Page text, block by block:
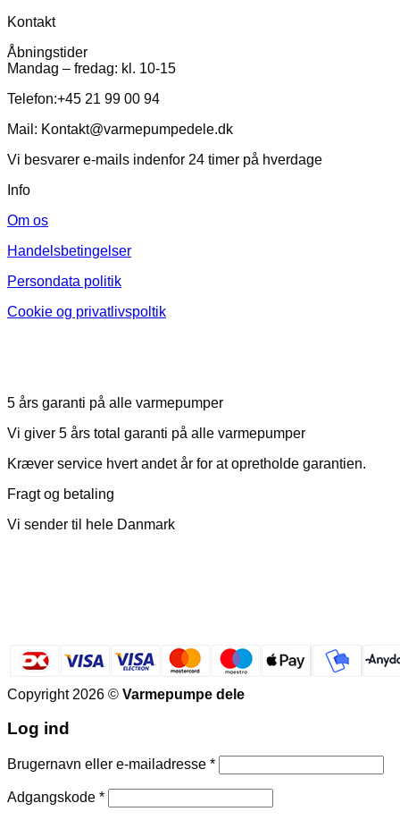
Kontakt
Åbningstider
Mandag – fredag: kl. 10-15
Telefon:+45 21 99 00 94
Mail: Kontakt@varmepumpedele.dk
Vi besvarer e-mails indenfor 24 timer på hverdage
Info
Om os
Handelsbetingelser
Persondata politik
Cookie og privatlivspoltik
5 års garanti på alle varmepumper
Vi giver 5 års total garanti på alle varmepumper
Kræver service hvert andet år for at opretholde garantien.
Fragt og betaling
Vi sender til hele Danmark
Copyright 2026 © Varmepumpe dele
Log ind
Brugernavn eller e-mailadresse *Påkrævet
Adgangskode *Påkrævet